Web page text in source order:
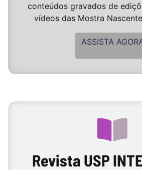
conteúdos gravados de
vídeos das Mostra
ASSISTA
Revista USP